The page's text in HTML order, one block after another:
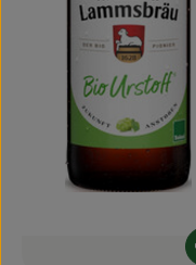
Über uns
Rezepte